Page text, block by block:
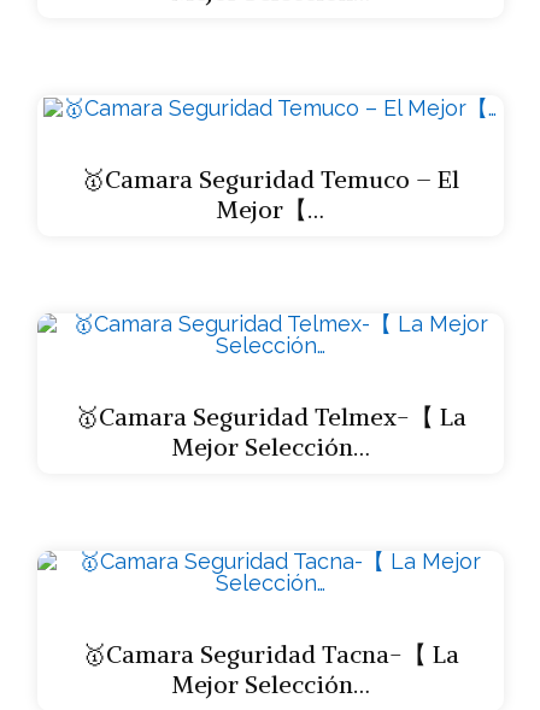
🥇Camara Seguridad Temuco – El
Mejor【…
🥇Camara Seguridad Telmex-【 La
Mejor Selección…
🥇Camara Seguridad Tacna-【 La
Mejor Selección…